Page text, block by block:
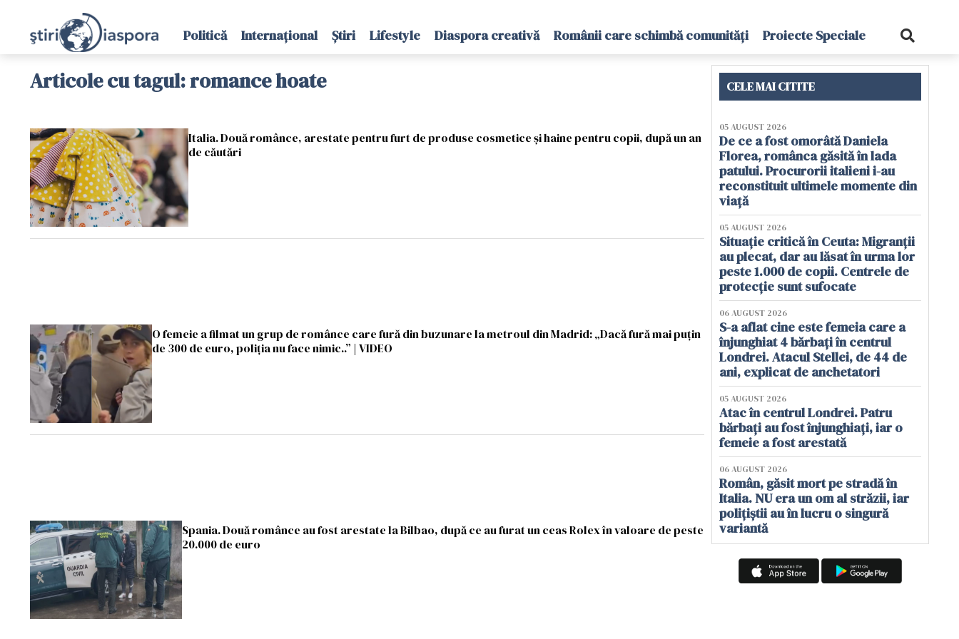
Politică Internațional Știri Lifestyle Diaspora creativă Românii care schimbă comunități Proiecte Speciale
Articole cu tagul: romance hoate
Italia. Două românce, arestate pentru furt de produse cosmetice și haine pentru copii, după un an
de căutări
O femeie a filmat un grup de românce care fură din buzunare la metroul din Madrid: „Dacă fură mai puțin
de 300 de euro, poliția nu face nimic..” | VIDEO
Spania. Două românce au fost arestate la Bilbao, după ce au furat un ceas Rolex în valoare de peste
20.000 de euro
CELE MAI CITITE
05 AUGUST 2026
De ce a fost omorâtă Daniela
Florea, românca găsită în lada
patului. Procurorii italieni i-au
reconstituit ultimele momente din
viață
05 AUGUST 2026
Situație critică în Ceuta: Migranții
au plecat, dar au lăsat în urma lor
peste 1.000 de copii. Centrele de
protecție sunt sufocate
06 AUGUST 2026
S-a aflat cine este femeia care a
înjunghiat 4 bărbați în centrul
Londrei. Atacul Stellei, de 44 de
ani, explicat de anchetatori
05 AUGUST 2026
Atac în centrul Londrei. Patru
bărbați au fost înjunghiați, iar o
femeie a fost arestată
06 AUGUST 2026
Român, găsit mort pe stradă în
Italia. NU era un om al străzii, iar
polițiștii au în lucru o singură
variantă